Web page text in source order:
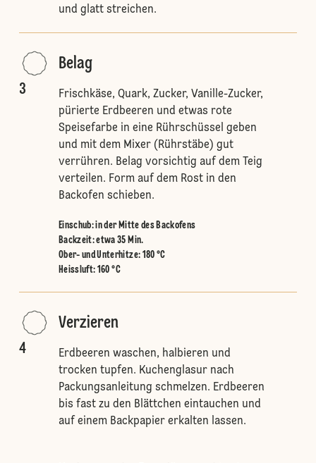
und glatt streichen.
3
Belag
Frischkäse, Quark, Zucker, Vanille-Zucker,
pürierte Erdbeeren und etwas rote
Speisefarbe in eine Rührschüssel geben
und mit dem Mixer (Rührstäbe) gut
verrühren. Belag vorsichtig auf dem Teig
verteilen. Form auf dem Rost in den
Backofen schieben.
Einschub:in der Mitte des Backofens
Backzeit: etwa 35 Min.
Ober- und Unterhitze: 180 °C
Heissluft: 160 °C
4
Verzieren
Erdbeeren waschen, halbieren und
trocken tupfen. Kuchenglasur nach
Packungsanleitung schmelzen. Erdbeeren
bis fast zu den Blättchen eintauchen und
auf einem Backpapier erkalten lassen.